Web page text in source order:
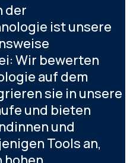
der
ist unsere
Wir bewerten
auf dem
sie in unsere
und bieten
und
Tools an,